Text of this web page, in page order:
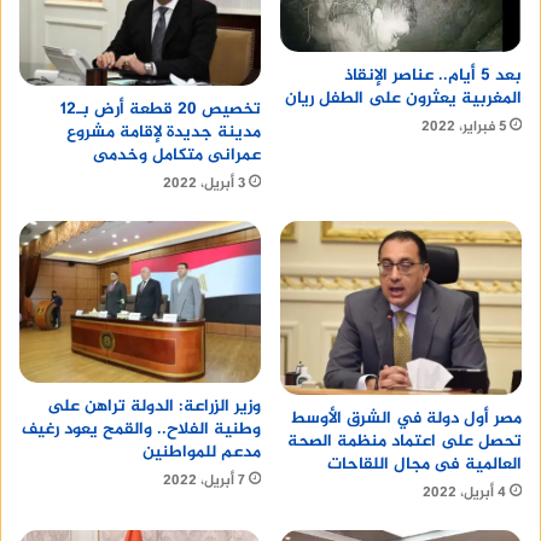
Alexandria Farmers Market
يُعرف بتنوعه الكبير في المنتجات، حيث يقدم مجموعة
واسعة من الخضروات والفواكه واللحوم والمأكولات
البحرية.
Walmart
من أكبر متاجر التجزئة في العالم، ويقدم مجموعة
واسعة من المنتجات بأسعار تنافسية.
Target
يُعرف بتنوعه الكبير في المنتجات، حيث يقدم مجموعة
بعد 5 أيام.. عناصر الإنقاذ
المغربية يعثرون على الطفل ريان
5 فبراير، 2022
تخصيص 20 قطعة أرض بـ12
مدينة جديدة لإقامة مشروع
عمرانى متكامل وخدمى
3 أبريل، 2022
مصر أول دولة في الشرق الأوسط
تحصل على اعتماد منظمة الصحة
العالمية فى مجال اللقاحات
4 أبريل، 2022
وزير الزراعة: الدولة تراهن على
وطنية الفلاح.. والقمح يعود رغيف
مدعم للمواطنين
7 أبريل، 2022